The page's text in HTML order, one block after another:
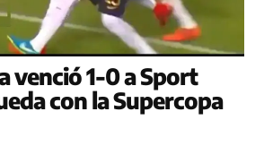
venció 1-0 a Sport
con la Supercopa